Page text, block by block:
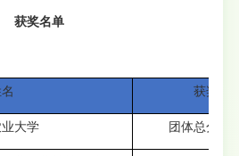
获奖名单
获奖项
大学 团体总分（